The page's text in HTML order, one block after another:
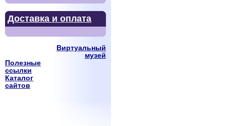
Доставка и оплата
Виртуальный
музей
Полезные
ссылки
Каталог
сайтов